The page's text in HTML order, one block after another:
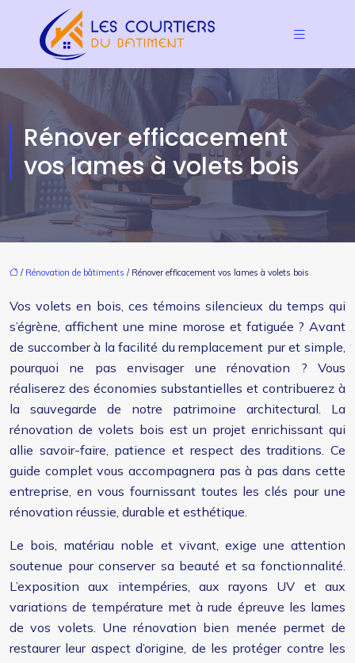
Rénover efficacement
vos lames à volets bois
/ Rénovation de bâtiments / Rénover efficacement vos lames à volets bois
Vos volets en bois, ces témoins silencieux du temps qui
s’égrène, affichent une mine morose et fatiguée ? Avant
de succomber à la facilité du remplacement pur et simple,
pourquoi ne pas envisager une rénovation ? Vous
réaliserez des économies substantielles et contribuerez à
la sauvegarde de notre patrimoine architectural. La
rénovation de volets bois est un projet enrichissant qui
allie savoir-faire, patience et respect des traditions. Ce
guide complet vous accompagnera pas à pas dans cette
entreprise, en vous fournissant toutes les clés pour une
rénovation réussie, durable et esthétique.
Le bois, matériau noble et vivant, exige une attention
soutenue pour conserver sa beauté et sa fonctionnalité.
L’exposition aux intempéries, aux rayons UV et aux
variations de température met à rude épreuve les lames
de vos volets. Une rénovation bien menée permet de
restaurer leur aspect d’origine, de les protéger contre les